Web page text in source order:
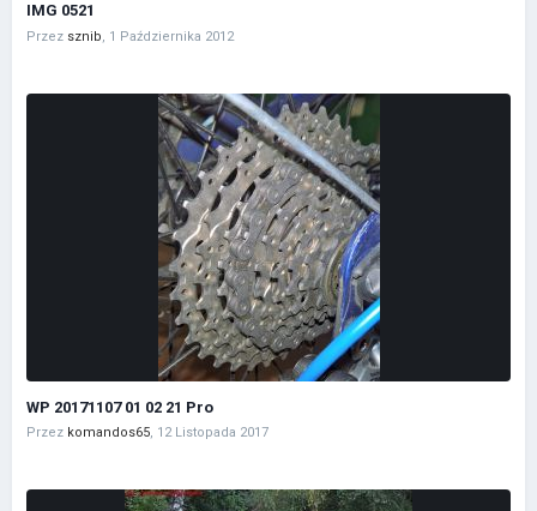
IMG 0521
Przez sznib, 1 Października 2012
WP 20171107 01 02 21 Pro
Przez komandos65, 12 Listopada 2017